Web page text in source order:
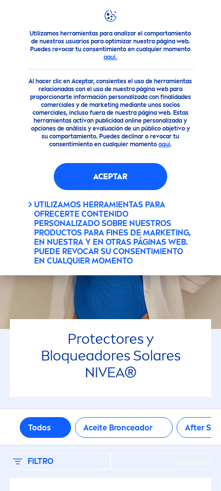
Utilizamos herramientas para analizar el comportamiento
de nuestros usuarios para optimizar nuestra página web.
Puedes revocar tu consentimiento en cualquier momento
aquí.
Al hacer clic en Aceptar, consientes el uso de herramientas
relacionadas con el uso de nuestra página web para
proporcionarte información personalizada con finalidades
comerciales y de marketing mediante unos socios
comerciales, incluso fuera de nuestra página web. Estas
herramientas activan publicidad online personalizada y
opciones de análisis y evaluación de un público objetivo y
su comportamiento. Puedes declinar o revocar tu
consentimiento en cualquier momento aquí.
ACEPTAR
UTILIZAMOS HERRAMIENTAS PARA
OFRECERTE CONTENIDO
PERSONALIZADO SOBRE NUESTROS
PRODUCTOS PARA FINES DE MARKETING,
EN NUESTRA Y EN OTRAS PÁGINAS WEB.
PUEDE REVOCAR SU CONSENTIMIENTO
EN CUALQUIER MOMENTO
Productos Solar
Protectores y
Bloqueadores Solares
NIVEA®
Todos Aceite Bronceador AfterSun
FILTRO
TIPO DE PIEL
Para todo tipo de piel
Piel de niño sensible
Piel de niños
Piel delicada
Piel grasosa
Piel madura
Piel normal
PROPIEDADES
100% transparente
48h Humedad
Anti-edad